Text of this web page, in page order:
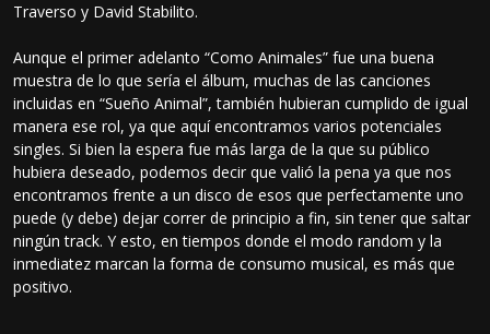
Traverso y David Stabilito.
Aunque el primer adelanto “Como Animales” fue una buena
muestra de lo que sería el álbum, muchas de las canciones
incluidas en “Sueño Animal”, también hubieran cumplido de igual
manera ese rol, ya que aquí encontramos varios potenciales
singles. Si bien la espera fue más larga de la que su público
hubiera deseado, podemos decir que valió la pena ya que nos
encontramos frente a un disco de esos que perfectamente uno
puede (y debe) dejar correr de principio a fin, sin tener que saltar
ningún track. Y esto, en tiempos donde el modo random y la
inmediatez marcan la forma de consumo musical, es más que
positivo.